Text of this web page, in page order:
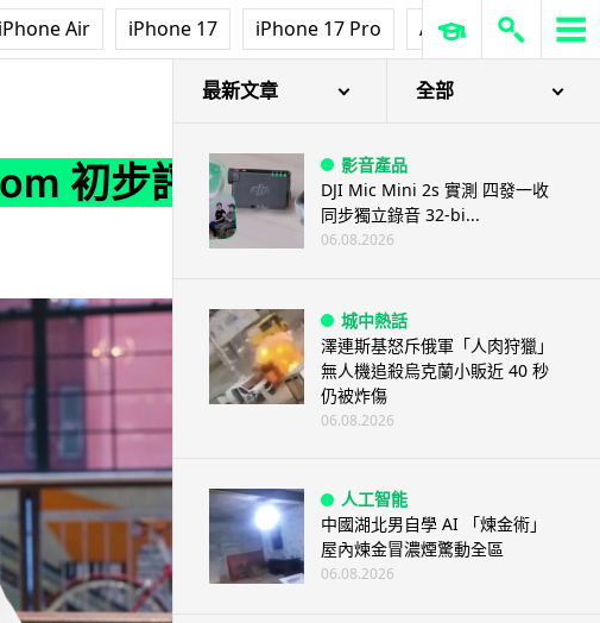
iPhone Air iPhone 17 iPhone 17 Pro AirPods Pro 3
初步評
最新文章 全部
影音產品
DJI Mic Mini 2s 實測 四發一收
同步獨立錄音 32-bi...
06.08.2026
城中熱話
澤連斯基怒斥俄軍「人肉狩獵」
無人機追殺烏克蘭小販近 40 秒
仍被炸傷
06.08.2026
人工智能
中國湖北男自學 AI 「煉金術」
屋內煉金冒濃煙驚動全區
06.08.2026